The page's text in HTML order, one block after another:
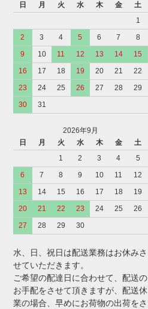
日
月 火 水 木 金
土
1
2
3 4 5 6 7
8
9
10 11 12 13 14
15
16
17 18 19 20 21
22
23
24 25 26 27 28
29
30
31
2026年9月
日
月 火 水 木 金
土
1
2 3 4
5
6
7 8 9 10 11
12
13
14 15 16 17 18
19
20
21 22 23 24 25
26
27
28 29 30
水、日、祝日は配送業務はお休みさ
せていただきます。
ご希望の配達日に合わせて、配送の
お手配をさせて頂きますが、配送休
業の場合、早めにお荷物の出荷をさ